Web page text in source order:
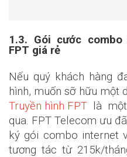
1.3. Gói cước
FPT giá rẻ
Nếu quý khách hàng
hình, muốn sỡ hữu một
Truyền hình FPT là
qua. FPT Telecom ưu
ký gói combo internet
tương tác từ 215k/